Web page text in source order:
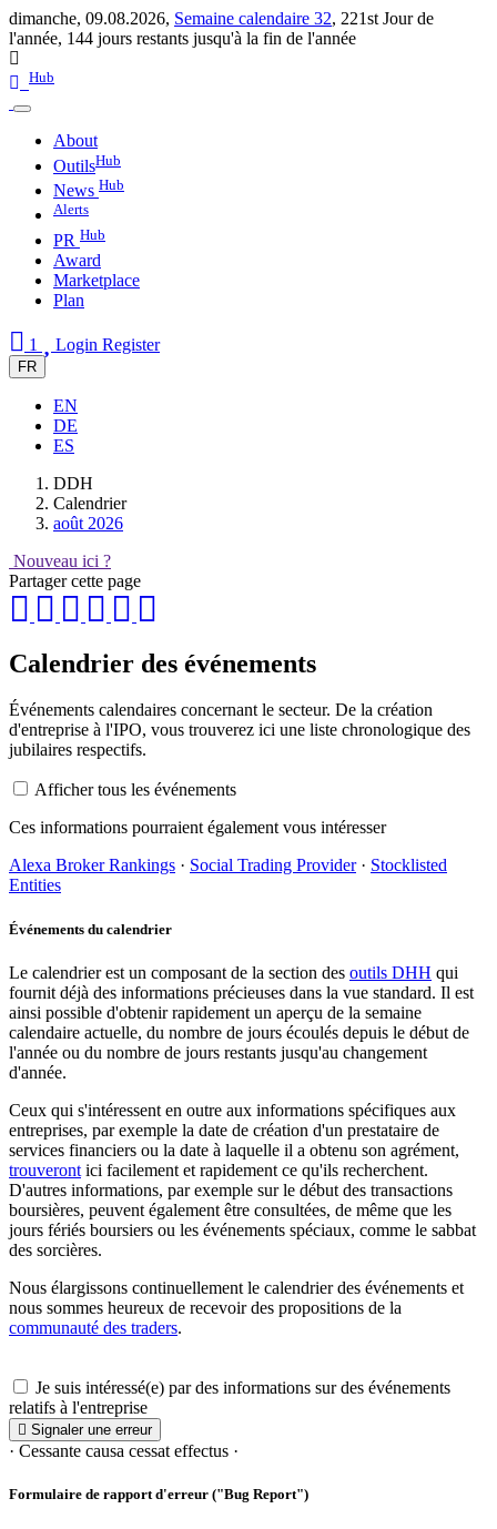
dimanche, 09.08.2026, Semaine calendaire 32, 221st Jour de
l'année, 144 jours restants jusqu'à la fin de l'année
Hub
About
OutilsHub
News Hub
Alerts
PR Hub
Award
Marketplace
Plan
1 Login Register
FR
EN
DE
ES
DDH
Calendrier
août 2026
Nouveau ici ?
Partager cette page
Calendrier des événements
Événements calendaires concernant le secteur. De la création
d'entreprise à l'IPO, vous trouverez ici une liste chronologique des
jubilaires respectifs.
Afficher tous les événements
Ces informations pourraient également vous intéresser
Alexa Broker Rankings · Social Trading Provider· Stocklisted
Entities
Événements du calendrier
Le calendrier est un composant de la section des outils DHH qui
fournit déjà des informations précieuses dans la vue standard. Il est
ainsi possible d'obtenir rapidement un aperçu de la semaine
calendaire actuelle, du nombre de jours écoulés depuis le début de
l'année ou du nombre de jours restants jusqu'au changement
d'année.
Ceux qui s'intéressent en outre aux informations spécifiques aux
entreprises, par exemple la date de création d'un prestataire de
services financiers ou la date à laquelle il a obtenu son agrément,
trouveront ici facilement et rapidement ce qu'ils recherchent.
D'autres informations, par exemple sur le début des transactions
boursières, peuvent également être consultées, de même que les
jours fériés boursiers ou les événements spéciaux, comme le sabbat
des sorcières.
Nous élargissons continuellement le calendrier des événements et
nous sommes heureux de recevoir des propositions de la
communauté des traders.
Je suis intéressé(e) par des informations sur des événements
relatifs à l'entreprise
Signaler une erreur
· Cessante causa cessat effectus ·
Formulaire de rapport d'erreur ("Bug Report")